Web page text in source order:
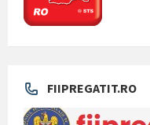
FIIPREGATIT.RO